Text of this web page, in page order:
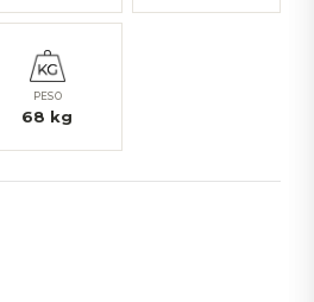
PESO
68 kg